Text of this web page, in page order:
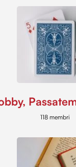
118 membri